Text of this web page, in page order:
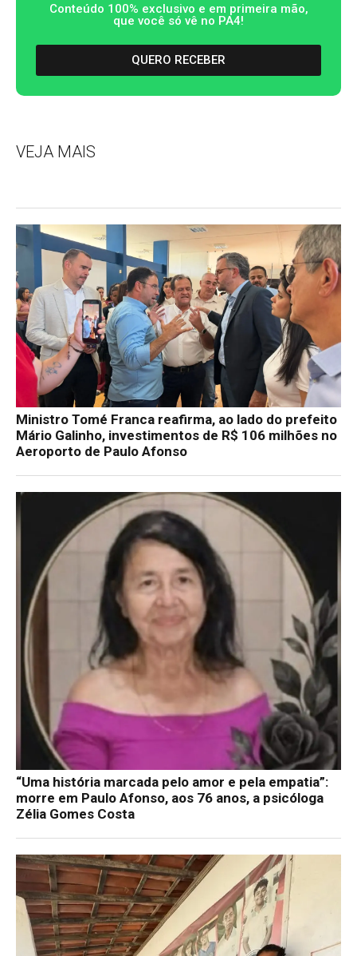
Conteúdo 100% exclusivo e em primeira mão,
que você só vê no PA4!
QUERO RECEBER
VEJA MAIS
Ministro Tomé Franca reafirma, ao lado do prefeito
Mário Galinho, investimentos de R$ 106 milhões no
Aeroporto de Paulo Afonso
“Uma história marcada pelo amor e pela empatia”:
morre em Paulo Afonso, aos 76 anos, a psicóloga
Zélia Gomes Costa